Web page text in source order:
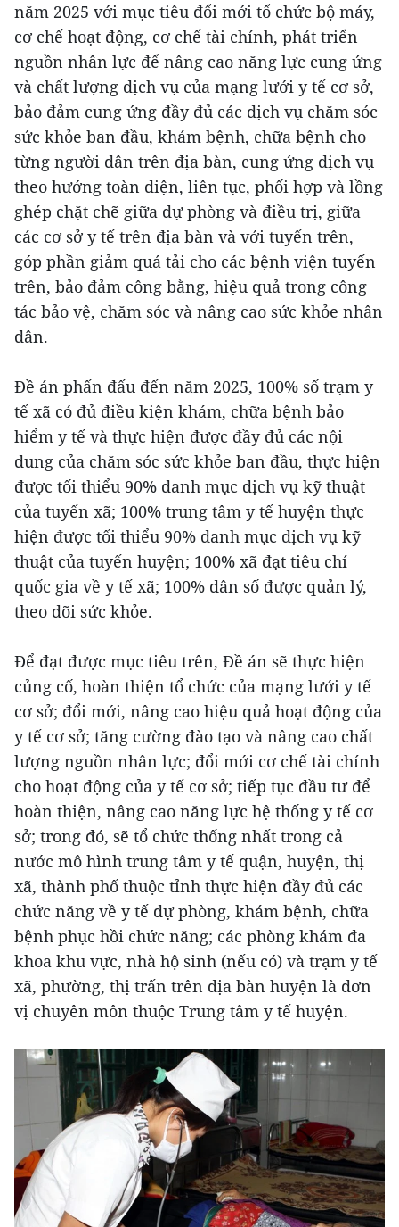
năm 2025 với mục tiêu đổi mới tổ chức bộ máy,
cơ chế hoạt động, cơ chế tài chính, phát triển
nguồn nhân lực để nâng cao năng lực cung ứng
và chất lượng dịch vụ của mạng lưới y tế cơ sở,
bảo đảm cung ứng đầy đủ các dịch vụ chăm sóc
sức khỏe ban đầu, khám bệnh, chữa bệnh cho
từng người dân trên địa bàn, cung ứng dịch vụ
theo hướng toàn diện, liên tục, phối hợp và lồng
ghép chặt chẽ giữa dự phòng và điều trị, giữa
các cơ sở y tế trên địa bàn và với tuyến trên,
góp phần giảm quá tải cho các bệnh viện tuyến
trên, bảo đảm công bằng, hiệu quả trong công
tác bảo vệ, chăm sóc và nâng cao sức khỏe nhân
dân.
Đề án phấn đấu đến năm 2025, 100% số trạm y
tế xã có đủ điều kiện khám, chữa bệnh bảo
hiểm y tế và thực hiện được đầy đủ các nội
dung của chăm sóc sức khỏe ban đầu, thực hiện
được tối thiểu 90% danh mục dịch vụ kỹ thuật
của tuyến xã; 100% trung tâm y tế huyện thực
hiện được tối thiểu 90% danh mục dịch vụ kỹ
thuật của tuyến huyện; 100% xã đạt tiêu chí
quốc gia về y tế xã; 100% dân số được quản lý,
theo dõi sức khỏe.
Để đạt được mục tiêu trên, Đề án sẽ thực hiện
củng cố, hoàn thiện tổ chức của mạng lưới y tế
cơ sở; đổi mới, nâng cao hiệu quả hoạt động của
y tế cơ sở; tăng cường đào tạo và nâng cao chất
lượng nguồn nhân lực; đổi mới cơ chế tài chính
cho hoạt động của y tế cơ sở; tiếp tục đầu tư để
hoàn thiện, nâng cao năng lực hệ thống y tế cơ
sở; trong đó, sẽ tổ chức thống nhất trong cả
nước mô hình trung tâm y tế quận, huyện, thị
xã, thành phố thuộc tỉnh thực hiện đầy đủ các
chức năng về y tế dự phòng, khám bệnh, chữa
bệnh phục hồi chức năng; các phòng khám đa
khoa khu vực, nhà hộ sinh (nếu có) và trạm y tế
xã, phường, thị trấn trên địa bàn huyện là đơn
vị chuyên môn thuộc Trung tâm y tế huyện.